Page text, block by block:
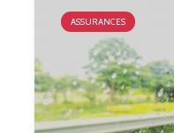
ASSURANCES